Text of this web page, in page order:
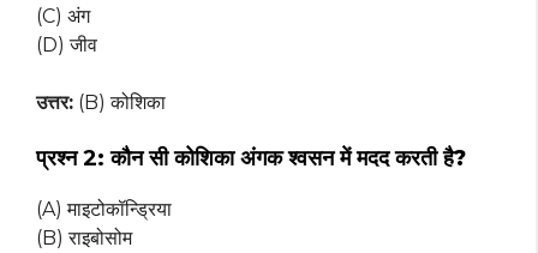
(C) अंग
(D) जीव
उत्तर: (B) कोशिका
प्रश्न 2: कौन सी कोशिका अंगक श्वसन में मदद करती है?
(A) माइटोकॉन्ड्रिया
(B) राइबोसोम